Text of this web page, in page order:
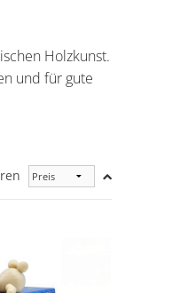
Holzkunst.
und für gute